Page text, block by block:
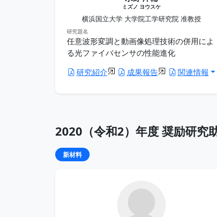
ミズノ ヨウスケ
横浜国立大学 大学院工学研究院 准教授
研究題名
任意波形変調と動画像処理技術の併用によ
る光ファイバセンサの性能進化
研究紹介
成果報告 関連情報
2020（令和2）年度 奨励研究
新材料